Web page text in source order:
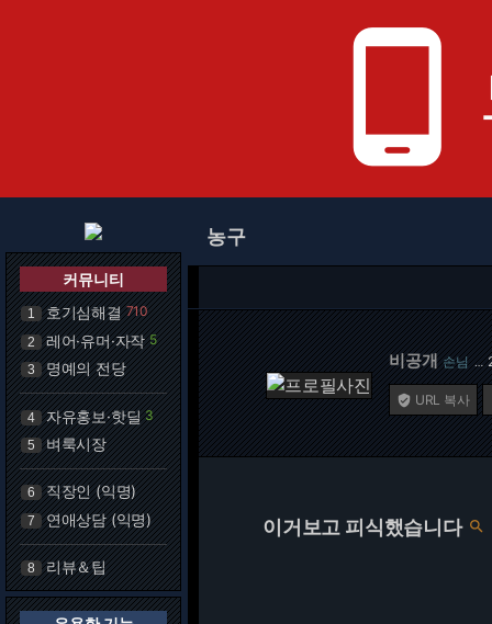
phone_android
커뮤니티
1 호기심해결 710
2 레어·유머·자작 5
3 명예의 전당
4 자유홍보·핫딜 3
5 벼룩시장
6 직장인 (익명)
7 연애상담 (익명)
8 리뷰＆팁
농구
비공개 손님 …
 URL 복사
이거보고 피식했습니다 